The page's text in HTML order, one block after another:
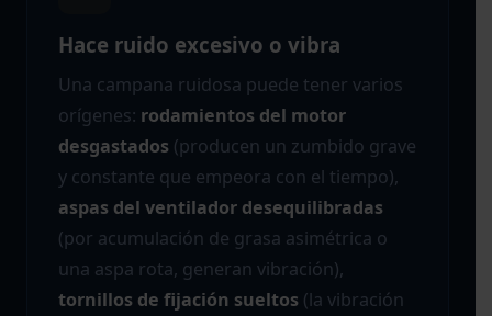
Hace ruido excesivo o vibra
Una campana ruidosa puede tener varios
orígenes: rodamientos del motor
desgastados (producen un zumbido grave
y constante que empeora con el tiempo),
aspas del ventilador desequilibradas
(por acumulación de grasa asimétrica o
una aspa rota, generan vibración),
tornillos de fijación sueltos (la vibración